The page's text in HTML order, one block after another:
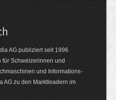
AG publiziert seit 1996
für Schwei­zerinnen und
und Infor­mations­
AG zu den Markt­leadern im